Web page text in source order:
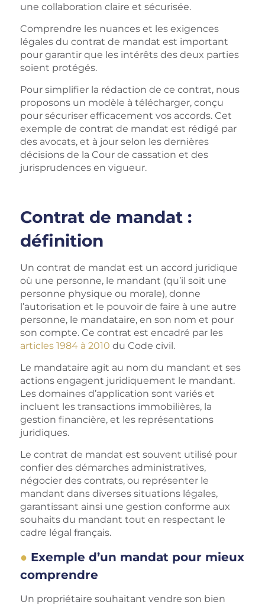
une collaboration claire et sécurisée.
Comprendre les nuances et les exigences
légales du contrat de mandat est important
pour garantir que les intérêts des deux parties
soient protégés.
Pour simplifier la rédaction de ce contrat, nous
proposons un modèle à télécharger, conçu
pour sécuriser efficacement vos accords. Cet
exemple de contrat de mandat est rédigé par
des avocats, et à jour selon les dernières
décisions de la Cour de cassation et des
jurisprudences en vigueur.
Contrat de mandat :
définition
Un contrat de mandat est un accord juridique
où une personne, le mandant (qu’il soit une
personne physique ou morale), donne
l’autorisation et le pouvoir de faire à une autre
personne, le mandataire, en son nom et pour
son compte. Ce contrat est encadré par les
articles 1984 à 2010 du Code civil.
Le mandataire agit au nom du mandant et ses
actions engagent juridiquement le mandant.
Les domaines d’application sont variés et
incluent les transactions immobilières, la
gestion financière, et les représentations
juridiques.
Le contrat de mandat est souvent utilisé pour
confier des démarches administratives,
négocier des contrats, ou représenter le
mandant dans diverses situations légales,
garantissant ainsi une gestion conforme aux
souhaits du mandant tout en respectant le
cadre légal français.
Exemple d’un mandat pour mieux
comprendre
Un propriétaire souhaitant vendre son bien